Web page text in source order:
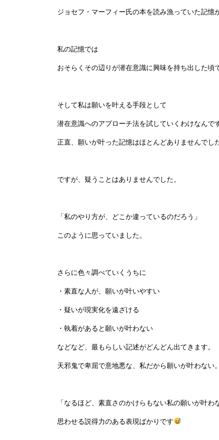
ジョセフ・マーフィー氏の本を読み漁っていた記憶
私の記憶では
おそらくその辺りが潜在意識に興味を持ち出した頃
そして私は願いを叶える手段として
潜在意識へのアプローチ法を試していくわけなんで
正直、願いが叶った記憶はほとんどありませんでし
ですが、疑うことはありませんでした。
「私のやり方が、どこか違っているのだろう」
このように思っていました。
さらに色々調べていくうちに
・素直な人が、願いが叶いやすい
・疑いが現実化を遠ざける
・執着があると願いが叶わない
などなど、最もらしい記述がどんどん出てきます。
天邪鬼で卑屈で意地悪な、私だから願いが叶わない。
「なるほど、素直さのかけらもない私の願いが叶わ
思わせる説得力のある表現ばかりです